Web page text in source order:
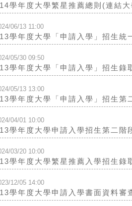
學年度大學繁星推薦總則(連結
06/13 11:00
學年度大學「申請入學」招生統
05/30 09:50
學年度大學「申請入學」招生錄
05/13 13:00
學年度大學「申請入學」招生第
04/01 10:00
學年度大學申請入學招生第二階
03/20 10:00
學年度大學繁星推薦入學招生錄
12/05 14:00
學年度大學申請入學書面資料審